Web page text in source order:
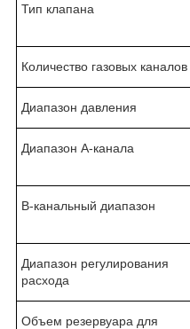
Тип клапана
Количество газовых каналов
Диапазон давления
Диапазон A-канала
B-канальный диапазон
Диапазон регулирования
расхода
Объем резервуара для